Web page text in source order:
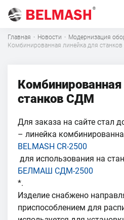
Главная · Новости · Модернизация
Комбинированная линейка для
станков СДМ
Для заказа на сайте стал
– линейка
BELMASH CR-2500
для использования на
БЕЛМАШ СДМ-2500
*.
Изделие снабжено
приспособлением для